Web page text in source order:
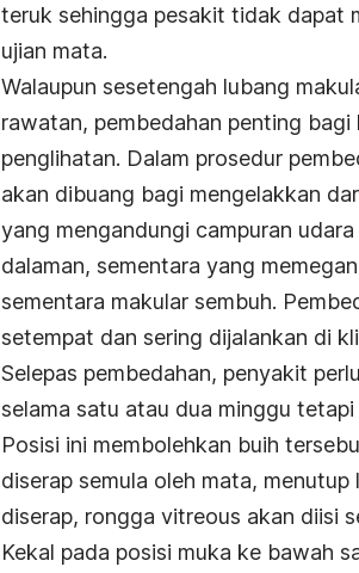
teruk sehingga pesakit tidak dapat
ujian mata.
Walaupun sesetengah lubang
rawatan, pembedahan penting
penglihatan. Dalam prosedur
akan dibuang bagi mengelakkan
yang mengandungi campuran
dalaman, sementara yang
sementara makular sembuh.
setempat dan sering dijalankan di
Selepas pembedahan, penyakit
selama satu atau dua minggu
Posisi ini membolehkan buih
diserap semula oleh mata,
diserap, rongga vitreous akan diisi
Kekal pada posisi muka ke bawah